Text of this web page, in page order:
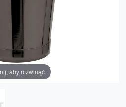
aby rozwinąć